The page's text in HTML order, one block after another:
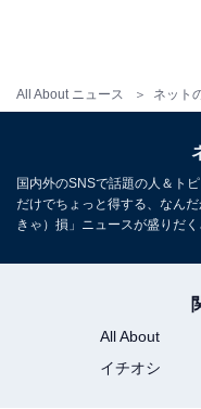
All About ニュース ネット
国内外のSNSで話題の人＆ト
だけでちょっと得する、なん
きゃ）損」ニュースが盛りだく
All About
イチオシ